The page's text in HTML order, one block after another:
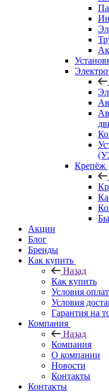
Крепёж
Акции
Блог
Бренды
Как купить
Назад
Как купить
Условия
Условия
Гарантия на
Компания
Назад
Компания
О компании
Новости
Контакты
Контакты